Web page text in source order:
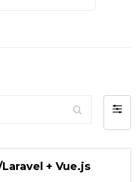
+ Vue.js